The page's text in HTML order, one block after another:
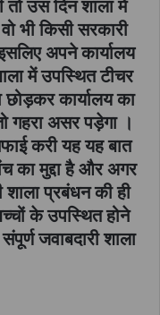
तो उस दिन शाला में
भी किसी सरकारी
अपने कार्यालय
में उपस्थित टीचर
कार्यालय का
गहरा असर पड़ेगा ।
करी यह यह बात
का मुद्दा है और अगर
प्रबंधन की ही
के उपस्थित होने
जवाबदारी शाला